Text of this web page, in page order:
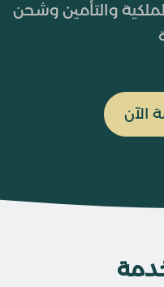
والتأمين وشحن
الآن